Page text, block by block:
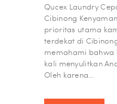
Qucex Laundry
Cibinong
prioritas utama
terdekat di
memahami bahwa
kali menyulitkan
Oleh karena…